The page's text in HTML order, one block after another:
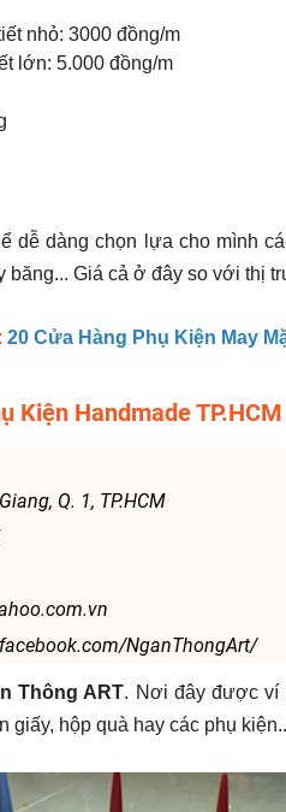
nhỏ: 3000 đồng/m
lớn: 5.000 đồng/m
dễ dàng chọn lựa cho mình
băng... Giá cả ở đây so với thị
20 Cửa Hàng Phụ Kiện May
Kiện Handmade TP.HCM
Q. 1, TP.HCM
NganThongArt/
Thông ART. Nơi đây được ví
giấy, hộp quà hay các phụ